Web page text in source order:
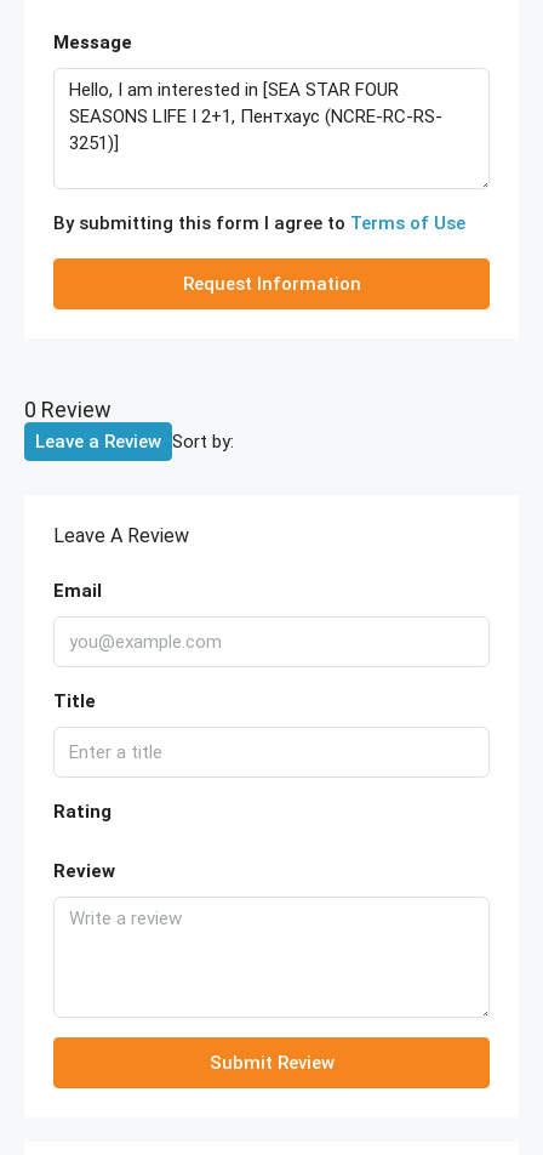
Message
By submitting this form I agree to Terms of Use
Request Information
0 Review
Sort by:
Leave a Review
Leave A Review
Email
Title
Rating
Review
Submit Review